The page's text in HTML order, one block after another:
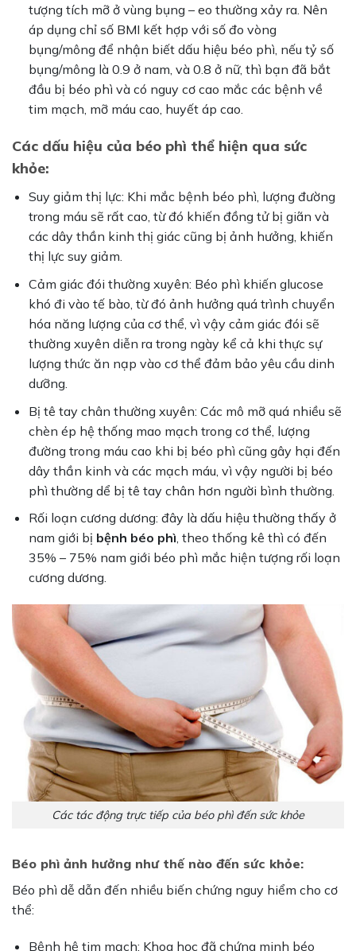
tượng tích mỡ ở vùng bụng – eo thường xảy ra. Nên
áp dụng chỉ số BMI kết hợp với số đo vòng
bụng/mông để nhận biết dấu hiệu béo phì, nếu tỷ số
bụng/mông là 0.9 ở nam, và 0.8 ở nữ, thì bạn đã bắt
đầu bị béo phì và có nguy cơ cao mắc các bệnh về
tim mạch, mỡ máu cao, huyết áp cao.
Các dấu hiệu của béo phì thể hiện qua sức
khỏe:
Suy giảm thị lực: Khi mắc bệnh béo phì, lượng đường
trong máu sẽ rất cao, từ đó khiến đồng tử bị giãn và
các dây thần kinh thị giác cũng bị ảnh hưởng, khiến
thị lực suy giảm.
Cảm giác đói thường xuyên: Béo phì khiến glucose
khó đi vào tế bào, từ đó ảnh hưởng quá trình chuyển
hóa năng lượng của cơ thể, vì vậy cảm giác đói sẽ
thường xuyên diễn ra trong ngày kể cả khi thực sự
lượng thức ăn nạp vào cơ thể đảm bảo yêu cầu dinh
dưỡng.
Bị tê tay chân thường xuyên: Các mô mỡ quá nhiều sẽ
chèn ép hệ thống mao mạch trong cơ thể, lượng
đường trong máu cao khi bị béo phì cũng gây hại đến
dây thần kinh và các mạch máu, vì vậy người bị béo
phì thường dể bị tê tay chân hơn người bình thường.
Rối loạn cương dương: đây là dấu hiệu thường thấy ở
nam giới bị bệnh béo phì, theo thống kê thì có đến
35% – 75% nam giới béo phì mắc hiện tượng rối loạn
cương dương.
Các tác động trực tiếp của béo phì đến sức khỏe
Béo phì ảnh hưởng như thế nào đến sức khỏe:
Béo phì dễ dẫn đến nhiều biến chứng nguy hiểm cho cơ
thể:
Bệnh hệ tim mạch: Khoa học đã chứng minh béo